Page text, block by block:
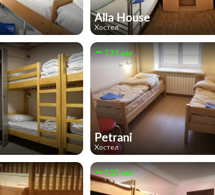
Alla House
Хостел
131 км
Petrani
Хостел
132 км